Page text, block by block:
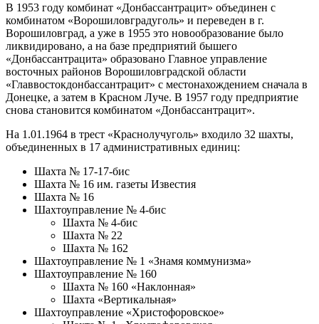
В 1953 году комбинат «Донбассантрацит» объединен с
комбинатом «Ворошиловградуголь» и переведен в г.
Ворошиловград, а уже в 1955 это новообразование было
ликвидировано, а на базе предприятий бышего
«Донбассантрацита» образовано Главное управление
восточных районов Ворошиловградской области
«Главвостокдонбассантрацит» с местонахождением сначала в
Донецке, а затем в Красном Луче. В 1957 году предприятие
снова становится комбинатом «Донбассантрацит».
На 1.01.1964 в трест «Краснолучуголь» входило 32 шахты,
объединенных в 17 административных единиц:
Шахта № 17-17-бис
Шахта № 16 им. газеты Известия
Шахта № 16
Шахтоуправление № 4-бис
Шахта № 4-бис
Шахта № 22
Шахта № 162
Шахтоуправление № 1 «Знамя коммунизма»
Шахтоуправление № 160
Шахта № 160 «Наклонная»
Шахта «Вертикальная»
Шахтоуправление «Христофоровское»